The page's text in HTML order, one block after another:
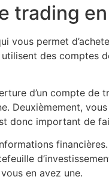
trading
vous permet
des comptes
d’un compte
Deuxièmement,
donc important de
en avez une.